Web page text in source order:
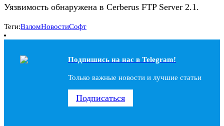
Уязвимость обнаружена в Cerberus FTP Server 2.1.
Теги:ВзломНовостиСофт
Подпишись на наc в Telegram!
Только важные новости и лучшие статьи
Подписаться